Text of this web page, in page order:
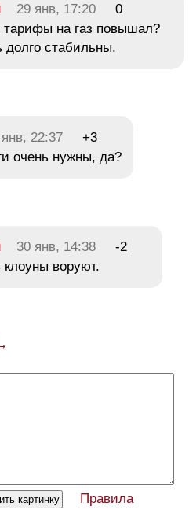
29 янв, 17:20
0
тарифы на газ повышал?
стабильны.
22:37
+3
очень нужны, да?
30 янв, 14:38
-2
воруют.
Правила